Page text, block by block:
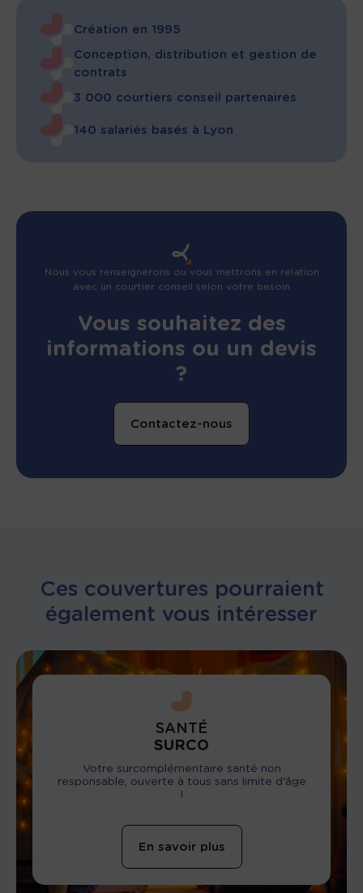
Création en 1995
Conception, distribution et gestion de
contrats
3 000 courtiers conseil partenaires
140 salariés basés à Lyon
Nous vous renseignerons ou vous mettrons en relation
avec un courtier conseil selon votre besoin
Vous souhaitez des
informations ou un devis
?
Contactez-nous
Ces couvertures pourraient
également vous intéresser
SANTÉ
SURCO
Votre surcomplémentaire santé non
responsable, ouverte à tous sans limite d'âge
!
En savoir plus